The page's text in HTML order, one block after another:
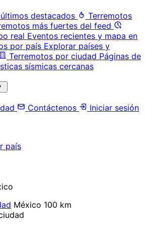
destacados
Terremotos
más fuertes del feed
real Eventos recientes y mapa en
por país Explorar países y
Terremotos por ciudad Páginas de
sísmicas cercanas
Contáctenos
Iniciar sesión
país
México 100 km